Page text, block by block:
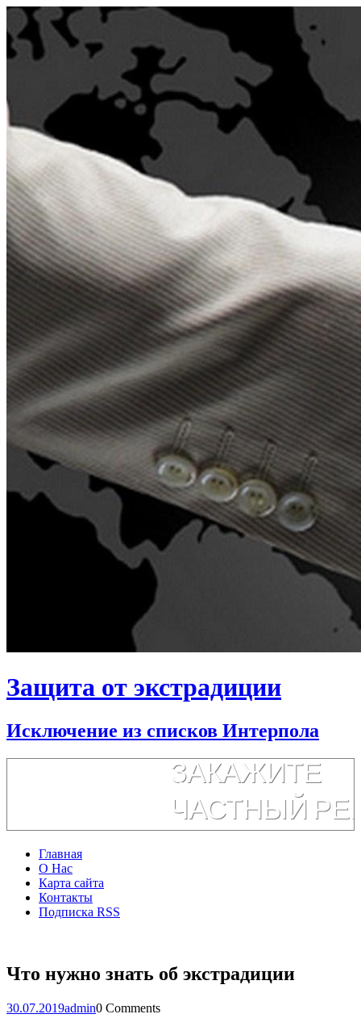
Защита от экстрадиции
Исключение из списков Интерпола
Главная
О Нас
Карта сайта
Контакты
Подписка RSS
Что нужно знать об экстрадиции
30.07.2019admin0 Comments